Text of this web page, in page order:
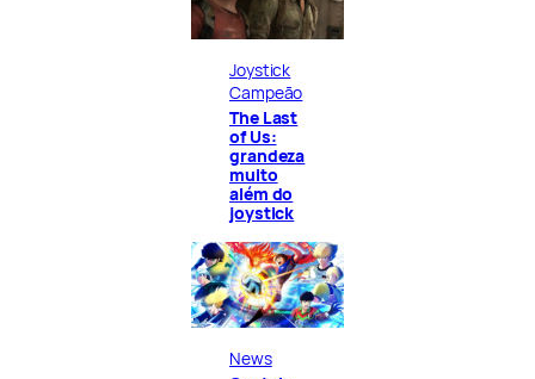
Joystick
Campeão
The Last
of Us:
grandeza
muito
além do
joystick
News